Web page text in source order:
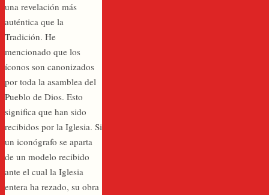
una revelación más
auténtica que la
Tradición. He
mencionado que los
íconos son canonizados
por toda la asamblea del
Pueblo de Dios. Esto
significa que han sido
recibidos por la Iglesia. Si
un iconógrafo se aparta
de un modelo recibido
ante el cual la Iglesia
entera ha rezado, su obra